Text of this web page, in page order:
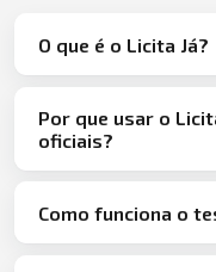
O que é o Licita Já?
Por que usar o
oficiais?
Como funciona o